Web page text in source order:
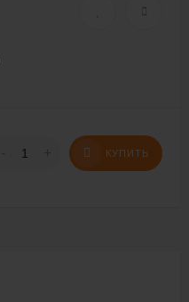
КУПИТЬ